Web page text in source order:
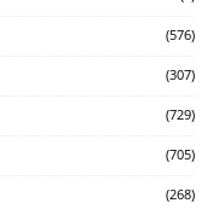
(576)
(307)
(729)
(705)
(268)